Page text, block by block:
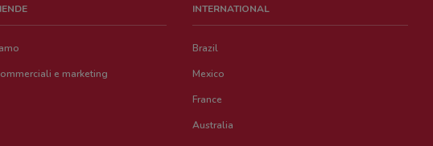
e marketing
INTERNATIONAL
Brazil
Mexico
France
Australia